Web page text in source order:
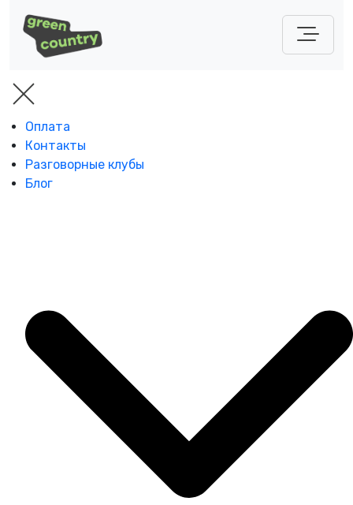
Оплата
Контакты
Разговорные клубы
Блог